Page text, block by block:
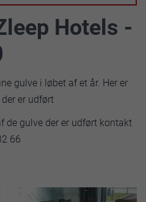
Hotels -
gulve i løbet af et år. Her er
er udført
de gulve der er udført kontakt
66